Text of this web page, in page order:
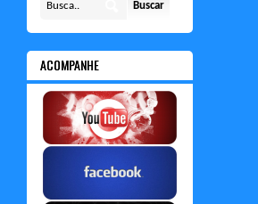
ACOMPANHE